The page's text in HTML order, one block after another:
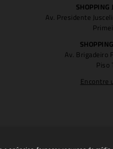
SHOPPING
Av. Presidente
Av. Brigadeiro
Piso
Encontre